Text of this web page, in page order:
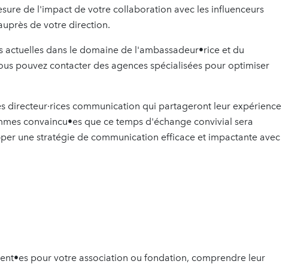
de l'impact de votre collaboration avec les influenceurs
de votre direction.
actuelles dans le domaine de l'ambassadeur•rice et du
pouvez contacter des agences spécialisées pour optimiser
directeur·rices communication qui partageront leur expérience
convaincu•es que ce temps d'échange convivial sera
une stratégie de communication efficace et impactante avec
pour votre association ou fondation, comprendre leur